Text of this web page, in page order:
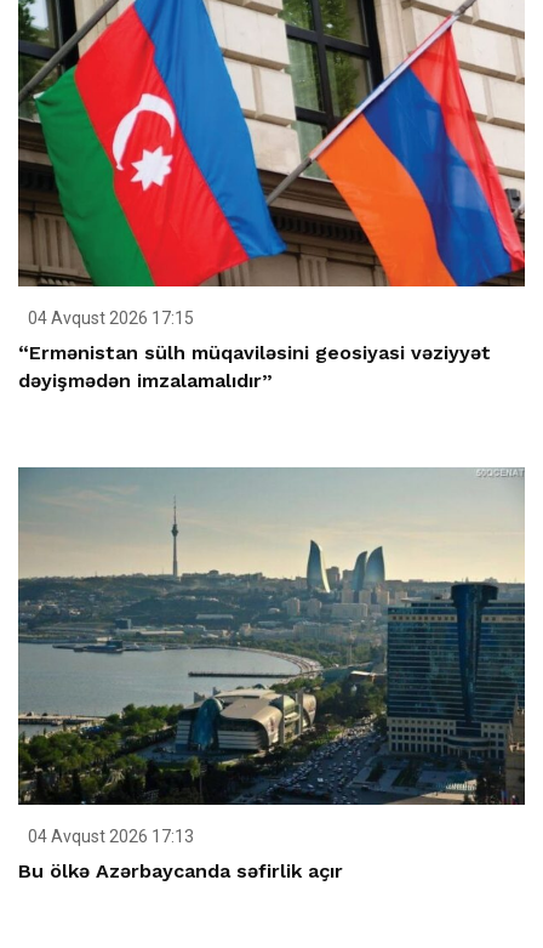
04 Avqust 2026 17:15
“Ermənistan sülh müqaviləsini geosiyasi vəziyyət
dəyişmədən imzalamalıdır”
04 Avqust 2026 17:13
Bu ölkə Azərbaycanda səfirlik açır